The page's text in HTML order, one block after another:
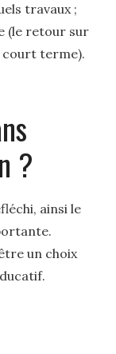
travaux ;
(le retour sur
court terme).
?
ainsi le
un choix